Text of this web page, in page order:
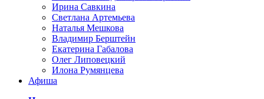
Ирина Савкина
Светлана Артемьева
Наталья Мешкова
Владимир Берштейн
Екатерина Габалова
Олег Липовецкий
Илона Румянцева
Афиша